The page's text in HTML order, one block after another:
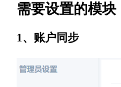
需要设置的模块
1、账户同步